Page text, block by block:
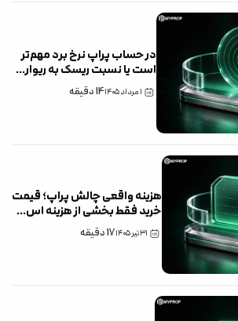
در حساب پراپ نرخ برد مهم‌تر
است یا نسبت ریسک به ریوار...
۱ مرداد ۱۴۰۵ 14دقیقه
هزینه واقعی چالش پراپ؛ قیمت
خرید فقط بخشی از هزینه اس...
۳۱ تیر ۱۴۰۵ 17دقیقه